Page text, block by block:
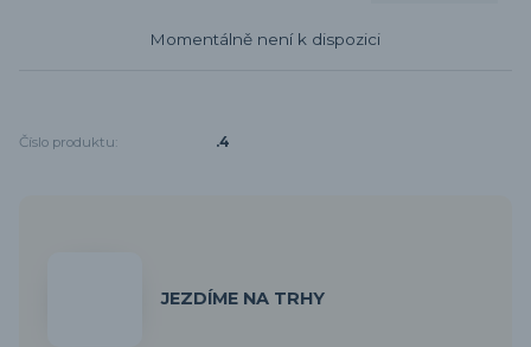
Momentálně není k dispozici
Číslo produktu: .4
JEZDÍME NA TRHY